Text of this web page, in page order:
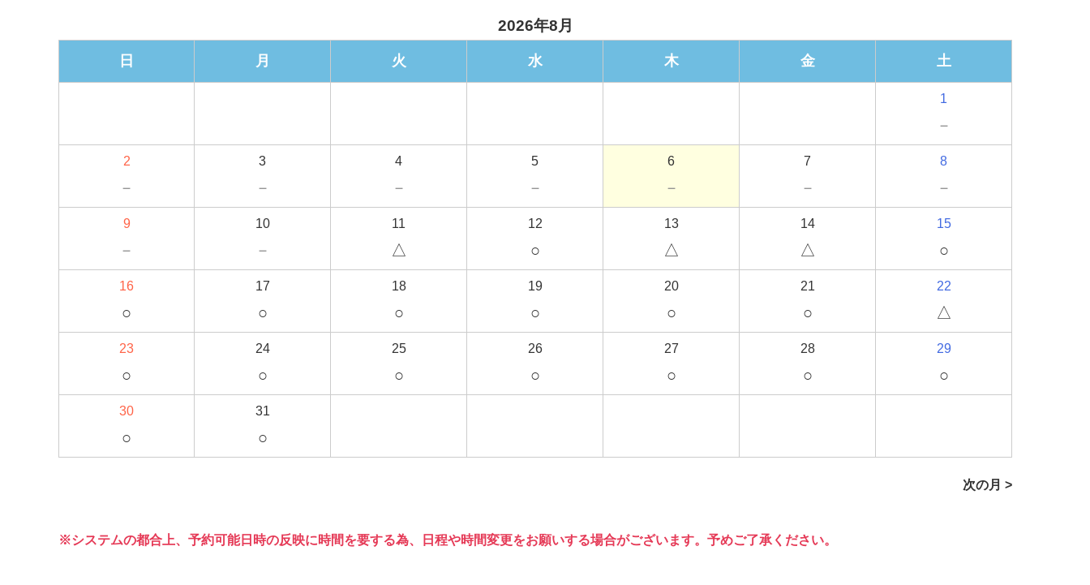
2026年8月
日 月 火 水 木 金 土
1
－
2
－
3
－
4
－
5
－
6
－
7
－
8
－
9
－
10
－
11
△
12
○
13
△
14
△
15
○
16
○
17
○
18
○
19
○
20
○
21
○
22
△
23
○
24
○
25
○
26
○
27
○
28
○
29
○
30
○
31
○
次の月 >
システムの都合上、予約可能日時の反映に時間を要する為、日程や時間変更をお願いする場合がございます。予めご了承ください。